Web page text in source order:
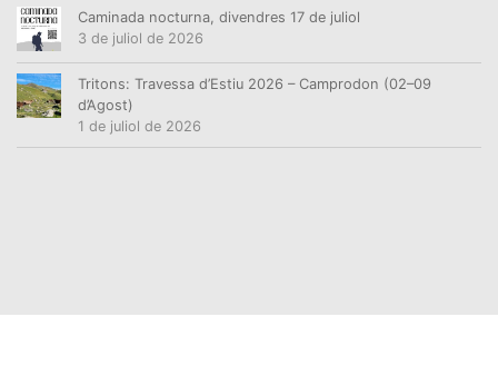
Caminada nocturna, divendres 17 de juliol
3 de juliol de 2026
Tritons: Travessa d’Estiu 2026 – Camprodon (02–09
d’Agost)
1 de juliol de 2026